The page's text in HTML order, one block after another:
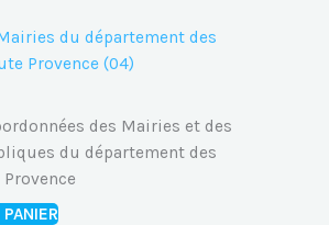
du département des
Provence (04)
des Mairies et des
du département des